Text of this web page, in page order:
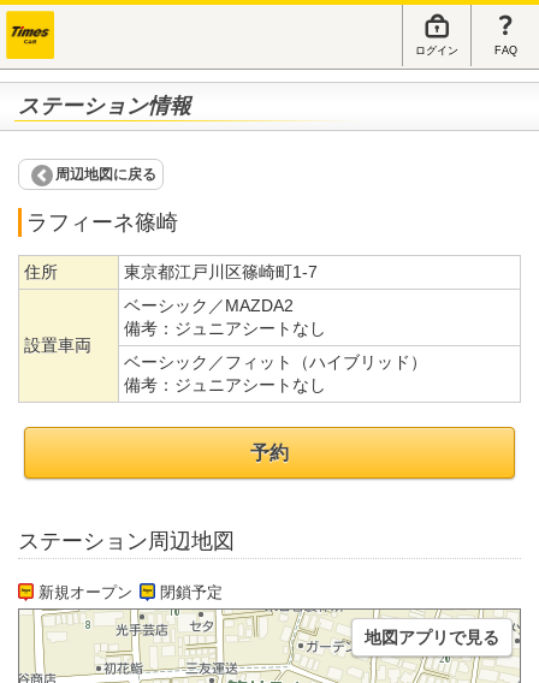
ログイン FAQ
ステーション情報
周辺地図に戻る
ラフィーネ篠崎
住所 東京都江戸川区篠崎町1-7
設置車両
ベーシック／MAZDA2
備考： ジュニアシートなし
ベーシック／フィット（ハイブリッド）
備考： ジュニアシートなし
予約
ステーション周辺地図
新規オープン 閉鎖予定
地図アプリで見る